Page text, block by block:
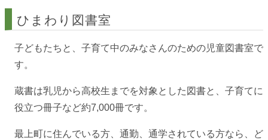
ひまわり図書室
子どもたちと、子育て中のみなさんのための児童図書室で
す。
蔵書は乳児から高校生までを対象とした図書と、子育てに
役立つ冊子など約7,000冊です。
最上町に住んでいる方、通勤、通学されている方なら、ど